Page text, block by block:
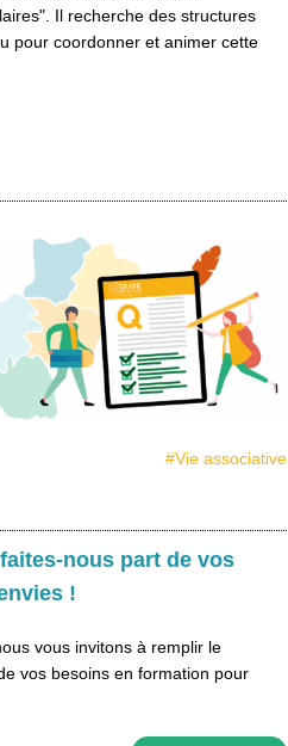
Il recherche des structures
pour coordonner et animer cette
#Vie associative
nous part de vos
!
vous invitons à remplir le
vos besoins en formation pour